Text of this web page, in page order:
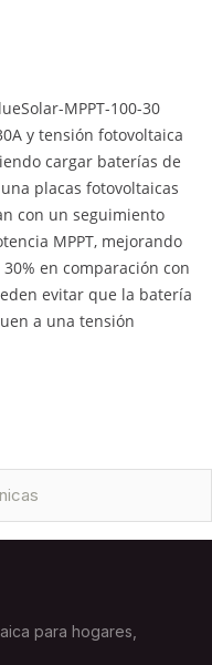
MPPT-100-30
y tensión fotovoltaica
cargar baterías de
placas fotovoltaicas
con un seguimiento
MPPT, mejorando
en comparación con
evitar que la batería
a una tensión
para hogares,